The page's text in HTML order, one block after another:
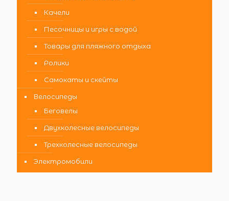
Качели
Песочницы и игры с водой
Товары для пляжного отдыха
Ролики
Самокаты и скейты
Велосипеды
Беговелы
Двухколесные велосипеды
Трехколесные велосипеды
Электромобили